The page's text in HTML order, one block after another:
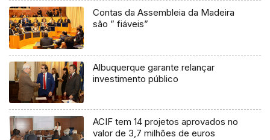
Contas da Assembleia da Madeira
são ” fiáveis”
Albuquerque garante relançar
investimento público
ACIF tem 14 projetos aprovados no
valor de 3,7 milhões de euros